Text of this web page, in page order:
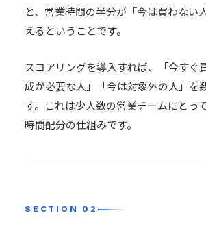
と、営業時間の半分が「今は買わない
えるということです。
スコアリングを導入すれば、「今すぐ
成が必要な人」「今は対象外の人」を
す。これは少人数の営業チームにとっ
時間配分の仕組みです。